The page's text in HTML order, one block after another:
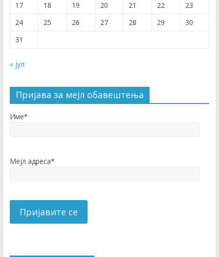
17
18 19 20 21 22
23
24
25 26 27 28 29
30
31
« јул
Пријава за мејл обавештења
Име*
Мејл адреса*